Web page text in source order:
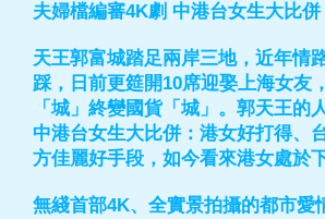
夫婦檔編審4K劇 中港台女生大比併
天王郭富城踏足兩岸三地，近年情
踩，日前更筵開10席迎娶上海女友
「城」終變國貨「城」。郭天王的
中港台女生大比併：港女好打得、
方佳麗好手段，如今看來港女處
無綫首部4K、全實景拍攝的都市愛